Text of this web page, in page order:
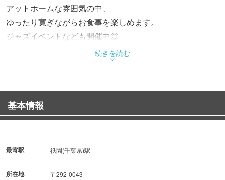
アットホームな雰囲気の中、
ゆったり寛ぎながらお食事を楽しめます。
ジャズイベントなども開催中◎
続きを読む
基本情報
最寄駅 祇園(千葉県)駅
所在地
〒292-0043